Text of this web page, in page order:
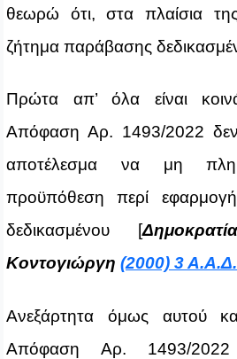
θεωρώ ότι, στα πλαίσια
ζήτημα παράβασης
Πρώτα απ’ όλα είναι
Απόφαση Αρ. 1493/2022 δεν
αποτέλεσμα να μη
προϋπόθεση περί
δεδικασμένου [
Κοντογιώργη (2000) 3
Ανεξάρτητα όμως αυτού
Απόφαση Αρ. 1493/